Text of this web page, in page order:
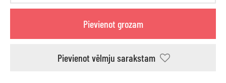
Pievienot grozam
Pievienot vēlmju sarakstam